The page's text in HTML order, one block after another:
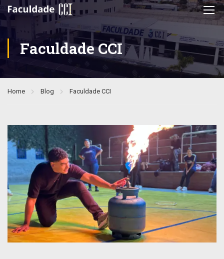
Faculdade CCI
Home Blog Faculdade CCI